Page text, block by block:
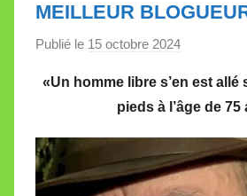
MEILLEUR
Publié le 15 octobre 2024
r
M
i
r
e
«Un homme libre s’en est allé
pieds à l’âge de 75